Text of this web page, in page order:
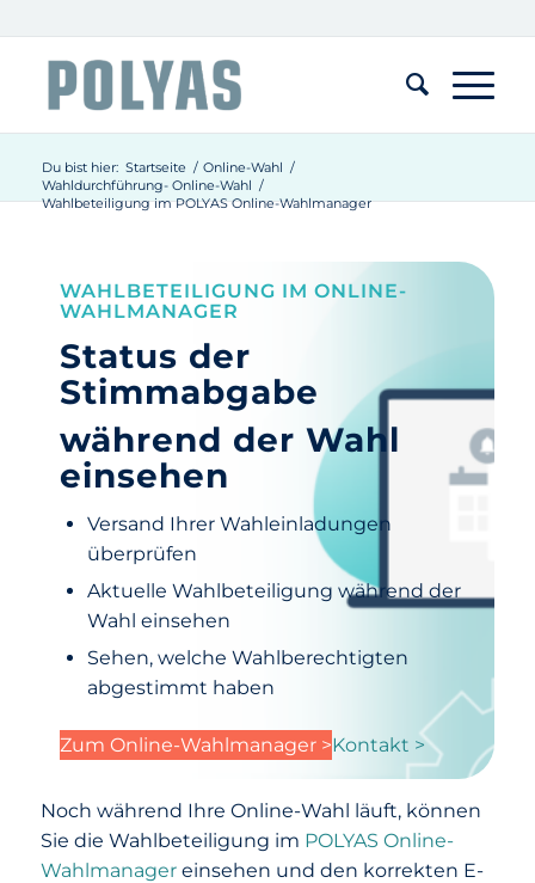
Du bist hier: Startseite / Online-Wahl /
Wahldurchführung- Online-Wahl /
Wahlbeteiligung im POLYAS Online-Wahlmanager
WAHLBETEILIGUNG IM ONLINE-
WAHLMANAGER
Status der
Stimmabgabe
während der Wahl
einsehen
Versand Ihrer Wahleinladungen
überprüfen
Aktuelle Wahlbeteiligung während der
Wahl einsehen
Sehen, welche Wahlberechtigten
abgestimmt haben
Zum Online-Wahlmanager >Kontakt >
Noch während Ihre Online-Wahl läuft, können
Sie die Wahlbeteiligung im POLYAS Online-
Wahlmanagereinsehen und den korrekten E-